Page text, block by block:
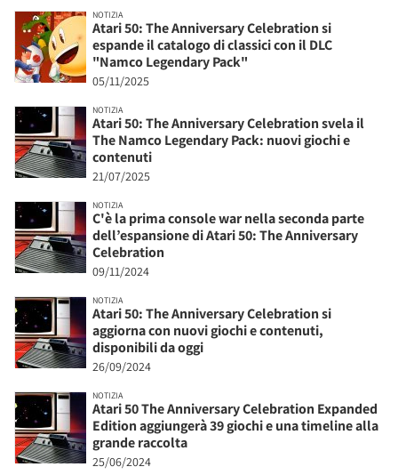
NOTIZIA
Atari 50: The Anniversary Celebration si
espande il catalogo di classici con il DLC
"Namco Legendary Pack"
05/11/2025
NOTIZIA
Atari 50: The Anniversary Celebration svela il
The Namco Legendary Pack: nuovi giochi e
contenuti
21/07/2025
NOTIZIA
C'è la prima console war nella seconda parte
dell’espansione di Atari 50: The Anniversary
Celebration
09/11/2024
NOTIZIA
Atari 50: The Anniversary Celebration si
aggiorna con nuovi giochi e contenuti,
disponibili da oggi
26/09/2024
NOTIZIA
Atari 50 The Anniversary Celebration Expanded
Edition aggiungerà 39 giochi e una timeline alla
grande raccolta
25/06/2024